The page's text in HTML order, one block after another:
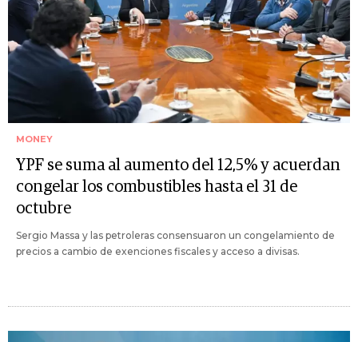
MONEY
YPF se suma al aumento del 12,5% y acuerdan
congelar los combustibles hasta el 31 de
octubre
Sergio Massa y las petroleras consensuaron un congelamiento de
precios a cambio de exenciones fiscales y acceso a divisas.